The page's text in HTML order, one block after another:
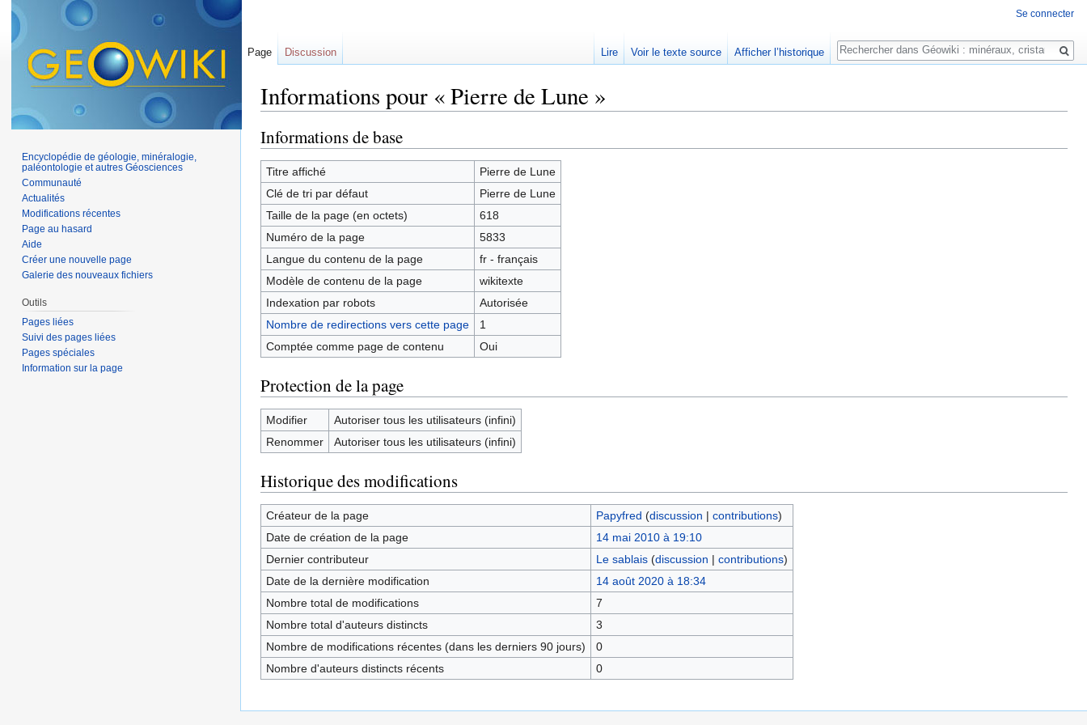
Informations pour « Pierre de Lune »
Informations de base
Titre affiché
Pierre de Lune
Clé de tri par défaut
Pierre de Lune
Taille de la page (en octets)
618
Numéro de la page
5833
Langue du contenu de la page
fr - français
Modèle de contenu de la page
wikitexte
Indexation par robots
Autorisée
Nombre de redirections vers cette page
1
Comptée comme page de contenu
Oui
Protection de la page
Modifier
Autoriser tous les utilisateurs (infini)
Renommer
Autoriser tous les utilisateurs (infini)
Historique des modifications
Créateur de la page Papyfred (discussion | contributions)
Date de création de la page
14 mai 2010 à 19:10
Dernier contributeur
Le sablais (discussion | contributions)
Date de la dernière modification
14 août 2020 à 18:34
Nombre total de modifications
7
Nombre total d'auteurs distincts
3
Nombre de modifications récentes (dans les derniers 90 jours)
0
Nombre d'auteurs distincts récents
0
Se connecter
Page Discussion Lire Voir le texte source Afficher l’historique
Rechercher
Encyclopédie de géologie, minéralogie,
paléontologie et autres Géosciences
Communauté
Actualités
Modifications récentes
Page au hasard
Aide
Créer une nouvelle page
Galerie des nouveaux fichiers
Outils
Pages liées
Suivi des pages liées
Pages spéciales
Information sur la page